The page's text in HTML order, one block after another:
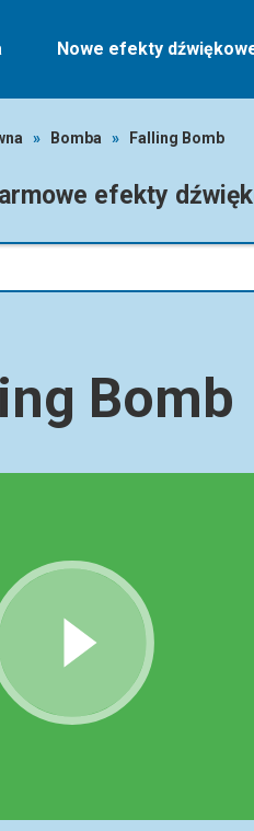
Nowe efekty
» Bomba » Falling Bomb
efekty
Bomb